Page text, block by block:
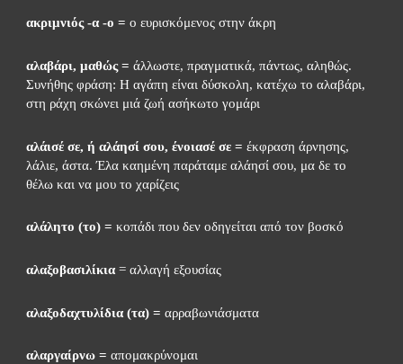
ακριμνιός -α -ο = ο ευρισκόμενος στην άκρη
αλαβάρι, μαθώς = άλλωστε, πραγματικά, πάντως, αληθώς.
Συνήθης φράση: Η αγάπη είναι δύσκολη, κατέχω το αλαβάρι,
στη ράχη σκώνει μιά ζωή ασήκωτο γομάρι
αλάισέ σε, ή αλάησί σου, ένοιασέ σε = έκφραση άρνησης,
λάλιε, άστα. Έλα καημένη παράταμε αλάησί σου, μα δε το
θέλω και να μου το χαρίζεις
αλάλητο (το) = κοπάδι που δεν οδηγείται από τον βοσκό
αλαξοβασιλίκια = αλλαγή εξουσίας
αλαξοδαχτυλίδια (τα) = αρραβωνιάσματα
αλαργαίρνω = απομακρύνομαι